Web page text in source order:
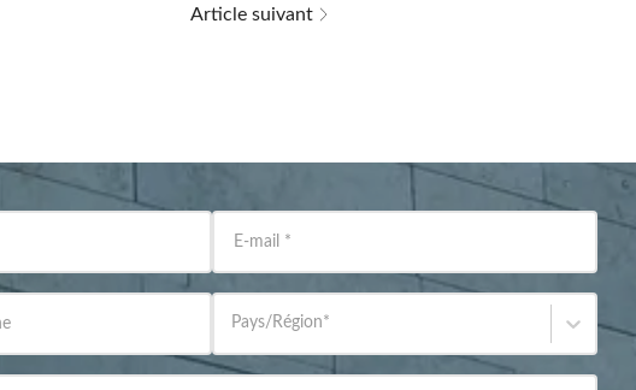
Article suivant
E-mail *
Pays/Région*